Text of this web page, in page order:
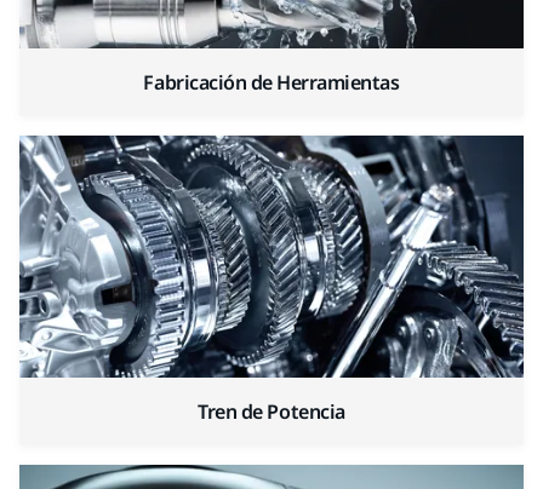
Fabricación de Herramientas
Tren de Potencia